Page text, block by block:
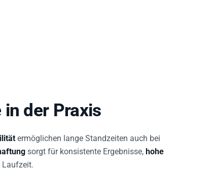
der Praxis
ermöglichen lange Standzeiten auch bei
sorgt für konsistente Ergebnisse, hohe